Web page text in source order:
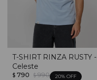
T-SHIRT RINZA RUSTY -
Celeste
$ 790 $ 990 20